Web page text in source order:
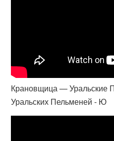
Крановщица — Уральские
Уральских Пельменей - Ю